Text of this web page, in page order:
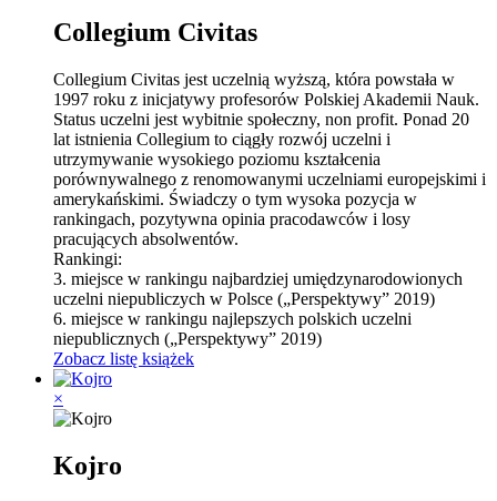
Collegium Civitas
Collegium Civitas jest uczelnią wyższą, która powstała w
1997 roku z inicjatywy profesorów Polskiej Akademii Nauk.
Status uczelni jest wybitnie społeczny, non profit. Ponad 20
lat istnienia Collegium to ciągły rozwój uczelni i
utrzymywanie wysokiego poziomu kształcenia
porównywalnego z renomowanymi uczelniami europejskimi i
amerykańskimi. Świadczy o tym wysoka pozycja w
rankingach, pozytywna opinia pracodawców i losy
pracujących absolwentów.
Rankingi:
3. miejsce w rankingu najbardziej umiędzynarodowionych
uczelni niepubliczych w Polsce („Perspektywy” 2019)
6. miejsce w rankingu najlepszych polskich uczelni
niepublicznych („Perspektywy” 2019)
Zobacz listę książek
×
Kojro